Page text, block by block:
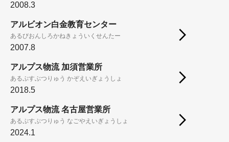
2008.3
アルビオン白金教育センター
あるびおんしろかねきょういくせんたー
2007.8
アルプス物流 加須営業所
あるぷすぶつりゅう かぞえいぎょうしょ
2018.5
アルプス物流 名古屋営業所
あるぷすぶつりゅう なごやえいぎょうしょ
2024.1